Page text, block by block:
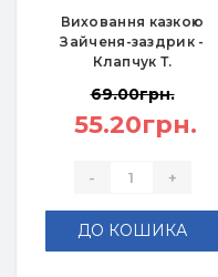
Виховання казкою
Зайченя-заздрик -
Клапчук Т.
69.00грн.
55.20грн.
- +
ДО КОШИКА